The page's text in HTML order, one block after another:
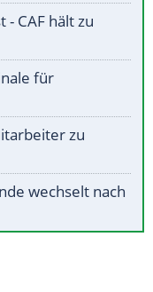
- CAF hält zu
für
zu
wechselt nach